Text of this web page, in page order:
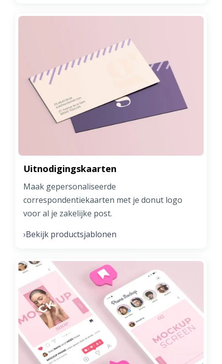
Uitnodigingskaarten
Maak gepersonaliseerde
correspondentiekaarten met je donut logo
voor al je zakelijke post.
›Bekijk productsjablonen